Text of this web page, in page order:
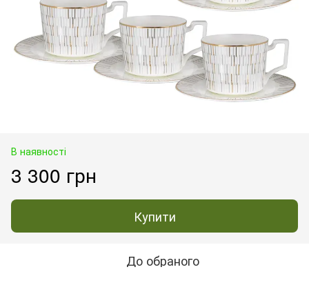
В наявності
3 300 грн
Купити
До обраного